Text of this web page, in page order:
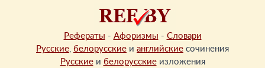
Рефераты - Афоризмы - Словари
Русские, белорусские и английские сочинения
Русскиеи белорусскиеизложения